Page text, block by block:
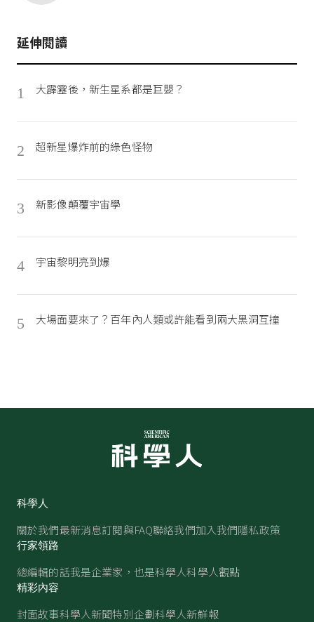
延伸閱讀
1 大霹靂後，新生星系都是巨嬰？
2 超新星爆炸前的綠色怪物
3 新影像顛覆宇宙學
4 宇宙黎明亮到爆
5 大場面要來了？百年內人類或許能看到兩大黑洞互撞
科學人
關於我們最新消息訂閱與FAQ聯絡我們加入我們隱私政策
行家領路
總編輯的話我是企業家，也是科學人科學人觀點
精彩內容
封面故事科學人新聞特別企劃科學人新鮮報